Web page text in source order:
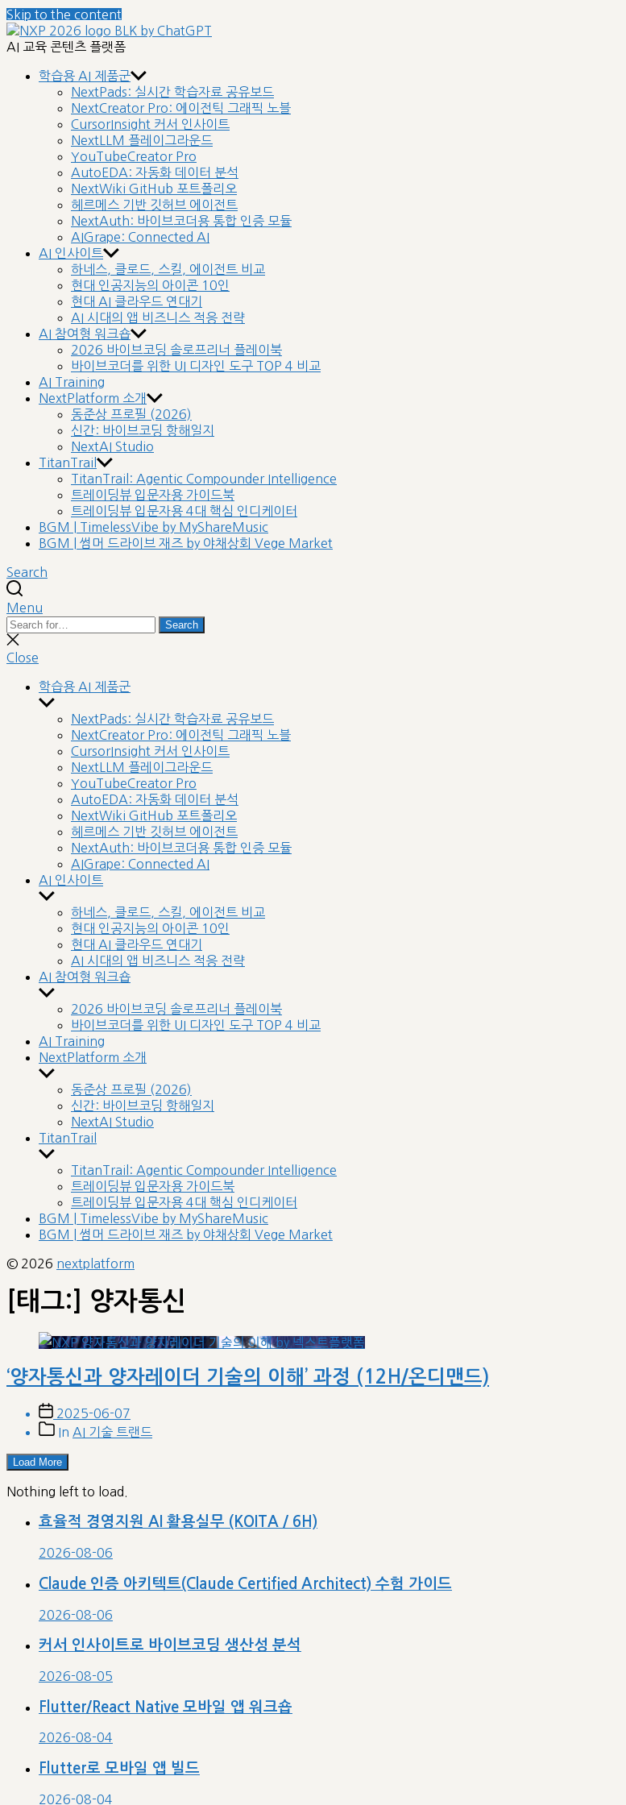
Skip to the content
AI 교육 콘텐츠 플랫폼
학습용 AI 제품군
NextPads: 실시간 학습자료 공유보드
NextCreator Pro: 에이전틱 그래픽 노블
CursorInsight 커서 인사이트
NextLLM 플레이그라운드
YouTubeCreator Pro
AutoEDA: 자동화 데이터 분석
NextWiki GitHub 포트폴리오
헤르메스 기반 깃허브 에이전트
NextAuth: 바이브코더용 통합 인증 모듈
AIGrape: Connected AI
AI 인사이트
하네스, 클로드, 스킬, 에이전트 비교
현대 인공지능의 아이콘 10인
현대 AI 클라우드 연대기
AI 시대의 앱 비즈니스 적응 전략
AI 참여형 워크숍
2026 바이브코딩 솔로프리너 플레이북
바이브코더를 위한 UI 디자인 도구 TOP 4 비교
AI Training
NextPlatform 소개
동준상 프로필 (2026)
신간: 바이브코딩 항해일지
NextAI Studio
TitanTrail
TitanTrail: Agentic Compounder Intelligence
트레이딩뷰 입문자용 가이드북
트레이딩뷰 입문자용 4대 핵심 인디케이터
BGM | TimelessVibe by MyShareMusic
BGM | 썸머 드라이브 재즈 by 야채상회 Vege Market
Search
Menu
Search
for:
Search
Close
search
Close
학습용 AI 제품군
Show
sub
menu
NextPads: 실시간 학습자료 공유보드
NextCreator Pro: 에이전틱 그래픽 노블
CursorInsight 커서 인사이트
NextLLM 플레이그라운드
YouTubeCreator Pro
AutoEDA: 자동화 데이터 분석
NextWiki GitHub 포트폴리오
헤르메스 기반 깃허브 에이전트
NextAuth: 바이브코더용 통합 인증 모듈
AIGrape: Connected AI
AI 인사이트
Show
sub
menu
하네스, 클로드, 스킬, 에이전트 비교
현대 인공지능의 아이콘 10인
현대 AI 클라우드 연대기
AI 시대의 앱 비즈니스 적응 전략
AI 참여형 워크숍
Show
sub
menu
2026 바이브코딩 솔로프리너 플레이북
바이브코더를 위한 UI 디자인 도구 TOP 4 비교
AI Training
NextPlatform 소개
Show
sub
menu
동준상 프로필 (2026)
신간: 바이브코딩 항해일지
NextAI Studio
TitanTrail
Show
sub
menu
TitanTrail: Agentic Compounder Intelligence
트레이딩뷰 입문자용 가이드북
트레이딩뷰 입문자용 4대 핵심 인디케이터
BGM | TimelessVibe by MyShareMusic
BGM | 썸머 드라이브 재즈 by 야채상회 Vege Market
© 2026 nextplatform
[태그:] 양자통신
‘양자통신과 양자레이더 기술의 이해’ 과정 (12H/온디맨드)
Post
date
2025-06-07
PostIn AI 기술 트랜드
Load More
Nothing left to load.
효율적 경영지원 AI 활용실무 (KOITA / 6H)
2026-08-06
Claude 인증 아키텍트(Claude Certified Architect) 수험 가이드
2026-08-06
커서 인사이트로 바이브코딩 생산성 분석
2026-08-05
Flutter/React Native 모바일 앱 워크숍
2026-08-04
Flutter로 모바일 앱 빌드
2026-08-04